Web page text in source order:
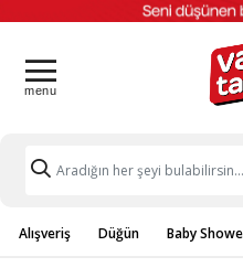
Alışveriş Düğün Baby